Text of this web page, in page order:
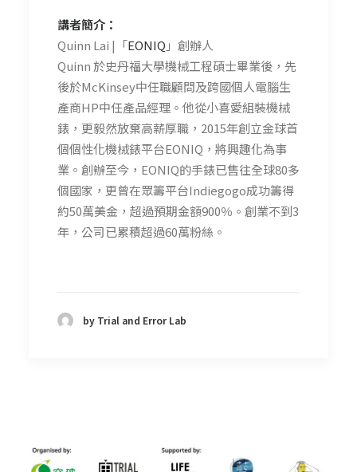
講者簡介：
Quinn Lai |「EONIQ 」創辦人
Quinn 於史丹福大學機械工程碩士畢業後，先
後於McKinsey中任職顧問及跨國個人電腦生
產商HP中任產品經理。他從小喜愛組裝機械
錶，更毅然放棄高薪厚職，2015年創立金球首
個個性化機械錶平台EONIQ，將興趣化為事
業。創辦至今，EONIQ的手錶已售往全球80多
個國家，更曾在眾籌平台Indiegogo成功籌得
約50萬美金，超過預期金額900％。創業不到3
年，公司已累積超過60萬粉絲。
by Trial and Error Lab